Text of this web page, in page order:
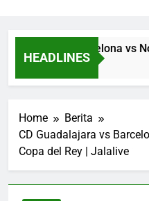
HEADLINES
Jalalive Barcelona vs
Home
Berita
CD Guadalajara vs
Copa del Rey | Jalalive